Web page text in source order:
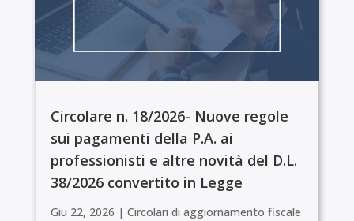
Circolare n. 18/2026- Nuove regole
sui pagamenti della P.A. ai
professionisti e altre novità del D.L.
38/2026 convertito in Legge
Giu 22, 2026 | Circolari di aggiornamento fiscale